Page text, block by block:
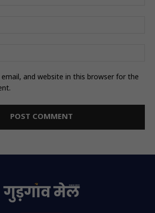
email, and website in this browser for the